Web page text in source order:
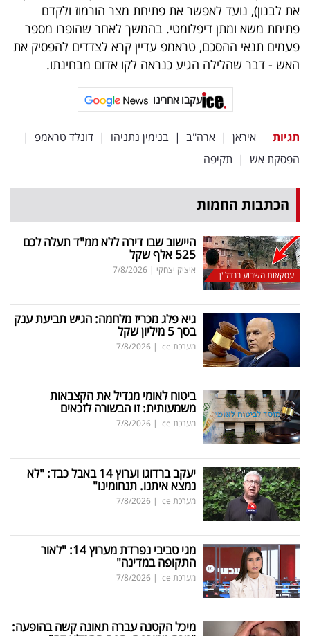
את לבנון), נועד לאפשר את פתיחת מצר הורמוז ולקדם
פתיחת משא ומתן דיפלומטי. בהמשך לאחר שהופרו מספר
פעמים תנאי ההסכם, טראמפ עדיין קרא לצדדים להפסיק את
האש - דבר שהלילה הגיע כנראה לקו אדום מבחינתו.
עקבו אחרינו
תגיות איראן | ארה"ב | בנימין נתניהו | דונלד טראמפ |
הפסקת אש | תקיפה
הכתבות החמות
עסקאות השבוע בנדל"ן
היישוב שבו דירה ללא ממ"ד תעלה לכם
525 אלף שקל
איציק יצחקי |
7/8/2026
גיא פלג מכריז מלחמה: הגיש תביעת ענק
בסך 5 מיליון שקל
מערכת ice |
7/8/2026
ביטוח לאומי מגדיל את הקצבאות
משמעותית: זו הבשורה לזכאים
מערכת ice |
7/8/2026
יעקב ברדוגו וערוץ 14 באבל כבד: "לא
נמצא איתנו. תנחומינו"
מערכת ice |
7/8/2026
מגי טביבי נפרדת מערוץ 14: "לאור
התקופה במדינה"
מערכת ice |
7/8/2026
מיכל הקטנה עברה תאונה קשה בהופעה: